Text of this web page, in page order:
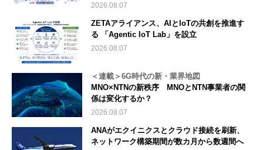
2026.08.07
ZETAアライアンス、AIとIoTの共創を推進す
る 「Agentic IoT Lab」を設立
2026.08.07
＜連載＞6G時代の新・業界地図
MNO×NTNの新秩序 MNOとNTN事業者の関
係は変化するか？
2026.08.07
ANAがエクイニクスとクラウド接続を刷新、
ネットワーク構築期間が数カ月から数週間へ